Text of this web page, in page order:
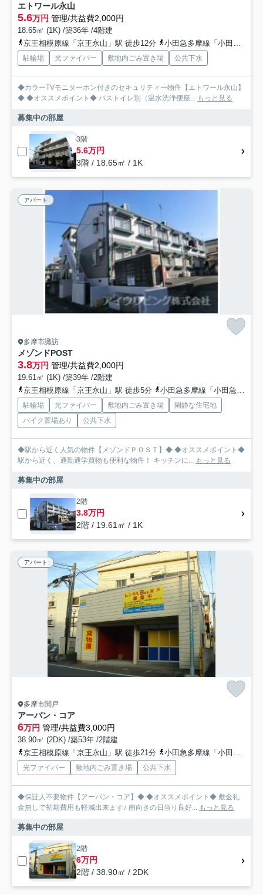
エトワール永山
5.6万円 管理/共益費2,000円
18.65㎡ (1K) /築36年 /4階建
京王相模原線「京王永山」駅 徒歩12分
小田急多摩線「小田急永山」駅 徒歩12分
駐輪場 光ファイバー 敷地内ごみ置き場 公共下水
◆カラーTVモニターホン付きのセキュリティー物件【エトワール永山】
◆ ◆オススメポイント◆ バストイレ別（温水洗浄便座... もっと見る
募集中の部屋
3階
5.6万円
3階 / 18.65㎡ / 1K
アパート
多摩市諏訪
メゾンドPOST
3.8万円 管理/共益費2,000円
19.61㎡ (1K) /築39年 /2階建
京王相模原線「京王永山」駅 徒歩5分
小田急多摩線「小田急永山」駅 徒歩5分
駐輪場 光ファイバー 敷地内ごみ置き場
閑静な住宅地
バイク置場あり
公共下水
◆駅から近く人気の物件【メゾンドＰＯＳＴ】◆ ◆オススメポイント◆
駅から近く、通勤通学買物も便利な物件！ キッチンに... もっと見る
募集中の部屋
2階
3.8万円
2階 / 19.61㎡ / 1K
アパート
多摩市関戸
アーバン・コア
6万円 管理/共益費3,000円
38.90㎡ (2DK) /築53年 /2階建
京王相模原線「京王永山」駅 徒歩21分
小田急多摩線「小田急永山」駅 徒歩23分
光ファイバー 敷地内ごみ置き場 公共下水
◆保証人不要物件【アーバン・コア】◆ ◆オススメポイント◆ 敷金礼
金無しで初期費用も軽減出来ます♪ 南向きの日当り良好... もっと見る
募集中の部屋
2階
6万円
2階 / 38.90㎡ / 2DK